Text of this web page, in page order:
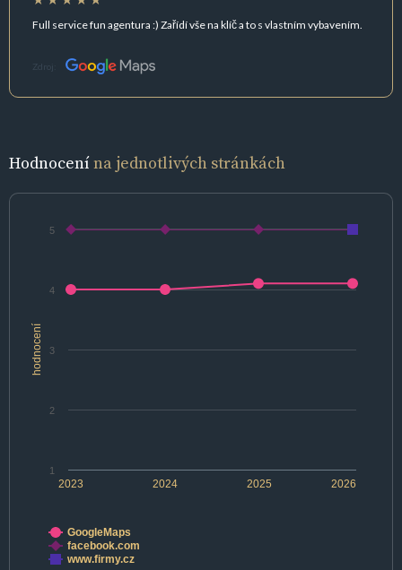
Full service fun agentura :) Zařídí vše na klíč a to s vlastním vybavením.
Zdroj:
Hodnocenína jednotlivých stránkách
hodnocení
2024 2026
2023 2025
1
2
3
4
5
GoogleMaps
facebook.com
www.firmy.cz